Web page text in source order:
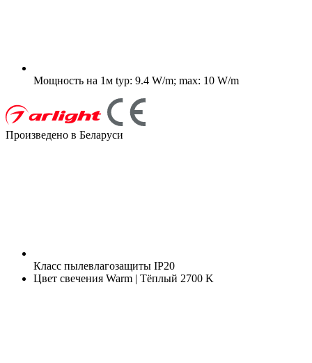
Мощность на 1м typ: 9.4 W/m; max: 10 W/m
Произведено в Беларуси
Класс пылевлагозащиты IP20
Цвет свечения Warm | Тёплый 2700 K